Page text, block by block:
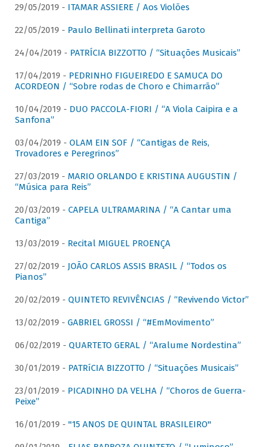
29/05/2019 - ITAMAR ASSIERE / Aos Violões
22/05/2019 - Paulo Bellinati interpreta Garoto
24/04/2019 - PATRÍCIA BIZZOTTO / “Situações Musicais”
17/04/2019 - PEDRINHO FIGUEIREDO E SAMUCA DO
ACORDEON / “Sobre rodas de Choro e Chimarrão”
10/04/2019 - DUO PACCOLA-FIORI / “A Viola Caipira e a
Sanfona”
03/04/2019 - OLAM EIN SOF / “Cantigas de Reis,
Trovadores e Peregrinos”
27/03/2019 - MARIO ORLANDO E KRISTINA AUGUSTIN /
“Música para Reis”
20/03/2019 - CAPELA ULTRAMARINA / “A Cantar uma
Cantiga”
13/03/2019 - Recital MIGUEL PROENÇA
27/02/2019 - JOÃO CARLOS ASSIS BRASIL / “Todos os
Pianos”
20/02/2019 - QUINTETO REVIVÊNCIAS / “Revivendo Victor”
13/02/2019 - GABRIEL GROSSI / “#EmMovimento”
06/02/2019 - QUARTETO GERAL / “Aralume Nordestina”
30/01/2019 - PATRíCIA BIZZOTTO / “Situações Musicais”
23/01/2019 - PICADINHO DA VELHA / “Choros de Guerra-
Peixe”
16/01/2019 - "15 ANOS DE QUINTAL BRASILEIRO"